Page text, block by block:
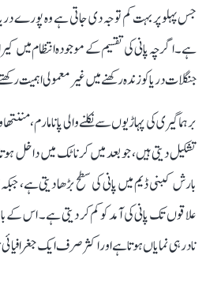
جس پہلو پر بہت کم توجہ دی جاتی ہے وہ پورے
ہے۔ اگرچہ پانی کی تقسیم کے موجودہ انتظام میں
جنگلات دریا کو زندہ رکھنے میں غیر معمولی اہمیت
برہماگیری کی پہاڑیوں سے نکلنے والی پانامارم،
تشکیل دیتی ہیں، جو بعد میں کرناٹک میں داخل
بارش کبنی ڈیم میں پانی کی سطح بڑھا دیتی ہے،
علاقوں تک پانی کی آمد کو کم کر دیتی ہے۔ اس کے
نادر ہی نمایاں ہوتا ہے اور اکثر صرف ایک